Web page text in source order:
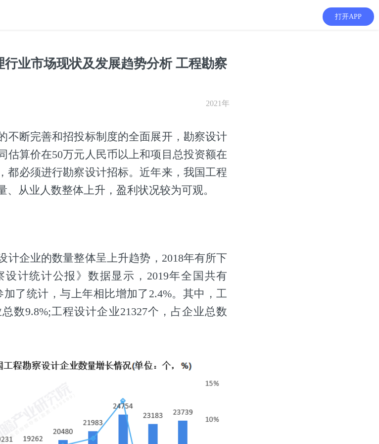
打开APP
行业市场现状及发展趋势分析 工程勘察
2021年
不断完善和招投标制度的全面展开，勘察设计
估算价在50万元人民币以上和项目总投资额在
都必须进行勘察设计招标。近年来，我国工程
从业人数整体上升，盈利状况较为可观。
计企业的数量整体呈上升趋势，2018年有所下
设计统计公报》数据显示，2019年全国共有
加了统计，与上年相比增加了2.4%。其中，工
数9.8%;工程设计企业21327个，占企业总数